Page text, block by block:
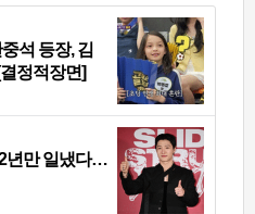
석 등장, 김
정적장면]
년만 일냈다…